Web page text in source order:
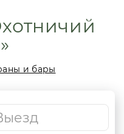
и бары